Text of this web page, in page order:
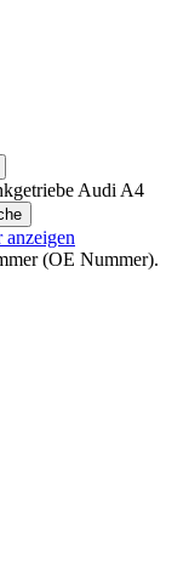
Audi A4
(OE Nummer).